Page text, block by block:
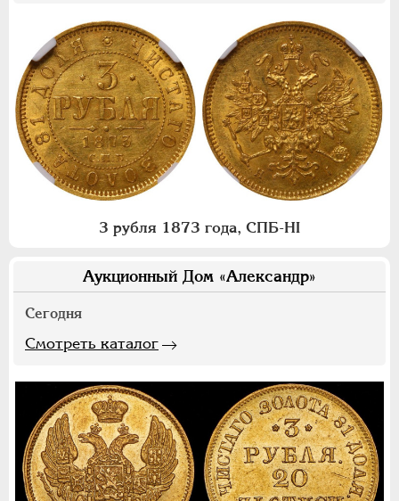
3 рубля 1873 года, СПБ-НI
Аукционный Дом «Александр»
Сегодня
Смотреть каталог